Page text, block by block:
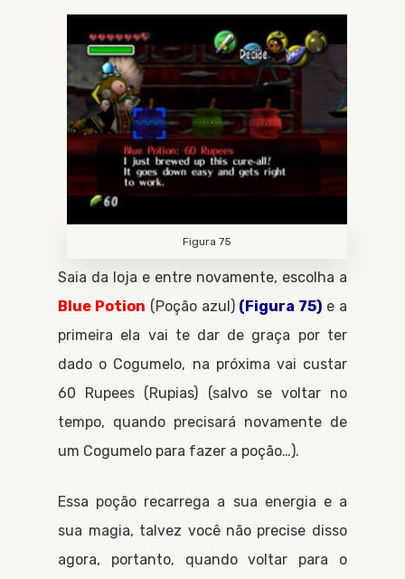
Figura 75
Saia da loja e entre novamente, escolha a
Blue Potion
Poção azul (Figura 75) e a
primeira ela vai te dar de graça por ter
dado o Cogumelo, na próxima vai custar
60 Rupees Rupias
(salvo se voltar no
tempo, quando precisará novamente de
um Cogumelo para fazer a poção…).
Essa poção recarrega a sua energia e a
sua magia, talvez você não precise disso
agora, portanto, quando voltar para o